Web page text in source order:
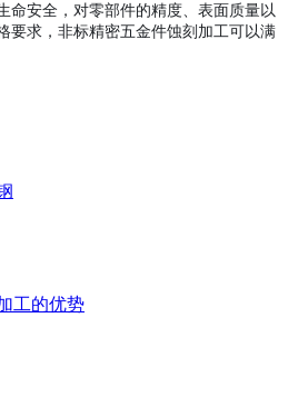
命安全，对零部件的精度、表面质量以
要求，非标精密五金件蚀刻加工可以满
工的优势